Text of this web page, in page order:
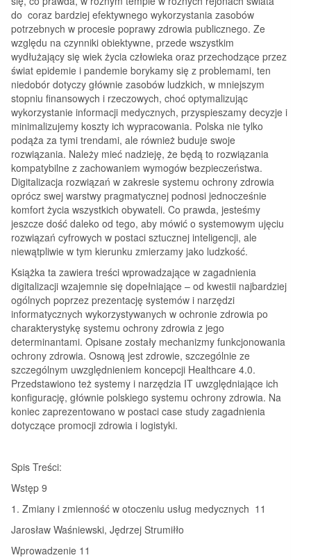
do coraz bardziej efektywnego wykorzystania zasobów
potrzebnych w procesie poprawy zdrowia publicznego. Ze
względu na czynniki obiektywne, przede wszystkim
wydłużający się wiek życia człowieka oraz przechodzące przez
świat epidemie i pandemie borykamy się z problemami, ten
niedobór dotyczy głównie zasobów ludzkich, w mniejszym
stopniu finansowych i rzeczowych, choć optymalizując
wykorzystanie informacji medycznych, przyspieszamy decyzje i
minimalizujemy koszty ich wypracowania. Polska nie tylko
podąża za tymi trendami, ale również buduje swoje
rozwiązania. Należy mieć nadzieję, że będą to rozwiązania
kompatybilne z zachowaniem wymogów bezpieczeństwa.
Digitalizacja rozwiązań w zakresie systemu ochrony zdrowia
oprócz swej warstwy pragmatycznej podnosi jednocześnie
komfort życia wszystkich obywateli. Co prawda, jesteśmy
jeszcze dość daleko od tego, aby mówić o systemowym ujęciu
rozwiązań cyfrowych w postaci sztucznej inteligencji, ale
niewątpliwie w tym kierunku zmierzamy jako ludzkość.
Książka ta zawiera treści wprowadzające w zagadnienia
digitalizacji wzajemnie się dopełniające – od kwestii najbardziej
ogólnych poprzez prezentację systemów i narzędzi
informatycznych wykorzystywanych w ochronie zdrowia po
charakterystykę systemu ochrony zdrowia z jego
determinantami. Opisane zostały mechanizmy funkcjonowania
ochrony zdrowia. Osnową jest zdrowie, szczególnie ze
szczególnym uwzględnieniem koncepcji Healthcare 4.0.
Przedstawiono też systemy i narzędzia IT uwzględniające ich
konfigurację, głównie polskiego systemu ochrony zdrowia. Na
koniec zaprezentowano w postaci case study zagadnienia
dotyczące promocji zdrowia i logistyki.
Spis Treści:
Wstęp 9
1. Zmiany i zmienność w otoczeniu usług medycznych 11
Jarosław Waśniewski, Jędrzej Strumiłło
Wprowadzenie 11